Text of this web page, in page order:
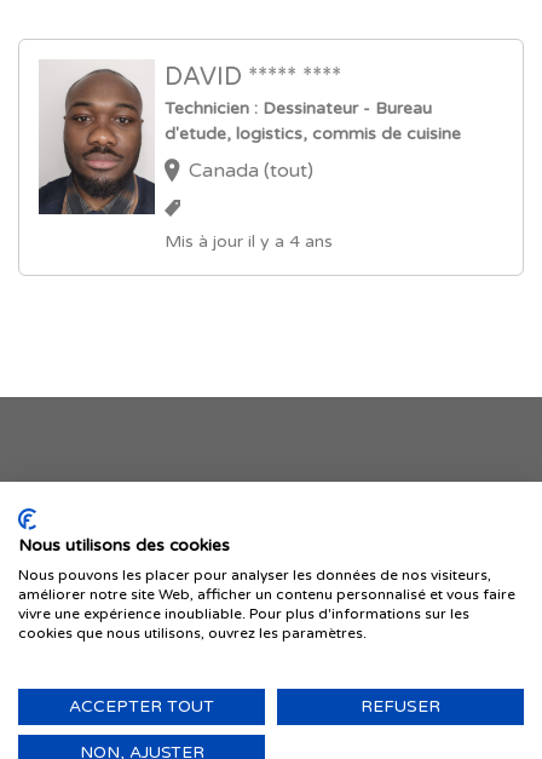
DAVID ***** ****
Technicien : Dessinateur - Bureau
d'etude, logistics, commis de cuisine
Canada (tout)
Mis à jour il y a 4 ans
Je publie mon offre
© 1999-2026 IMMIGRER.COM INC. — TOUS DROITS RÉSERVÉS
Nous utilisons des cookies
Nous pouvons les placer pour analyser les données de nos visiteurs,
améliorer notre site Web, afficher un contenu personnalisé et vous faire
vivre une expérience inoubliable. Pour plus d'informations sur les
cookies que nous utilisons, ouvrez les paramètres.
ACCEPTER TOUT REFUSER
NON, AJUSTER